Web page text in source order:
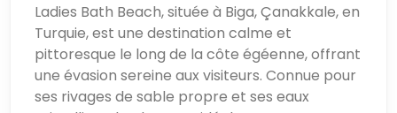
Ladies Bath Beach, située à Biga, Çanakkale, en
Turquie, est une destination calme et
pittoresque le long de la côte égéenne, offrant
une évasion sereine aux visiteurs. Connue pour
ses rivages de sable propre et ses eaux